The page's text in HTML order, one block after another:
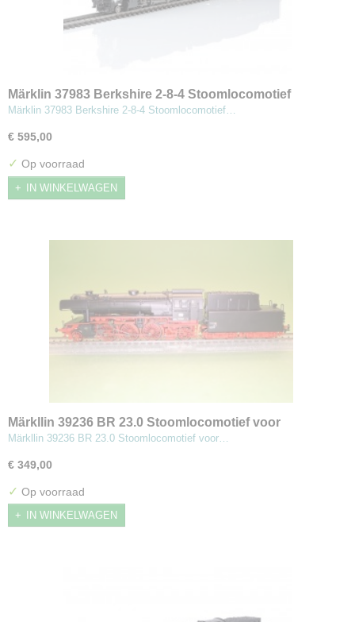
Märklin 37983 Berkshire 2-8-4 Stoomlocomotief
Märklin 37983 Berkshire 2-8-4 Stoomlocomotief…
€ 595,00
✓ Op voorraad
IN WINKELWAGEN
Märkllin 39236 BR 23.0 Stoomlocomotief voor
personentreinen met sleeptender
Märkllin 39236 BR 23.0 Stoomlocomotief voor…
€ 349,00
✓ Op voorraad
IN WINKELWAGEN